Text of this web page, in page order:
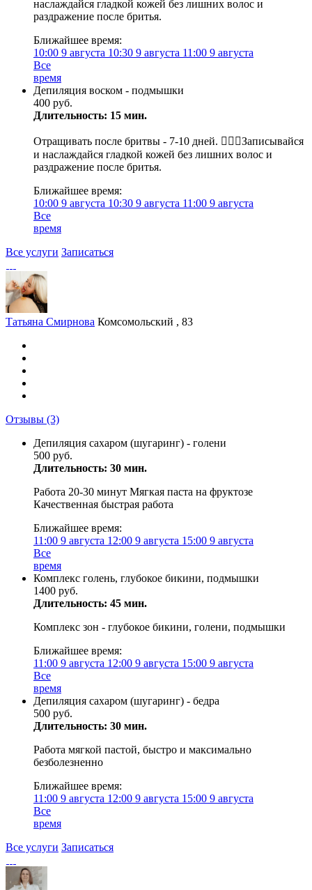
наслаждайся гладкой кожей без лишних волос и
раздражение после бритья.
Ближайшее время:
10:00 9 августа 10:30 9 августа 11:00 9 августа
Все
время
Депиляция воском - подмышки
400 руб.
Длительность: 15 мин.
Отращивать после бритвы - 7-10 дней. 💁🏼‍♀️Записывайся
и наслаждайся гладкой кожей без лишних волос и
раздражение после бритья.
Ближайшее время:
10:00 9 августа 10:30 9 августа 11:00 9 августа
Все
время
Все услуги Записаться
Татьяна Смирнова Комсомольский , 83
Отзывы (3)
Депиляция сахаром (шугаринг) - голени
500 руб.
Длительность: 30 мин.
Работа 20-30 минут Мягкая паста на фруктозе
Качественная быстрая работа
Ближайшее время:
11:00 9 августа 12:00 9 августа 15:00 9 августа
Все
время
Комплекс голень, глубокое бикини, подмышки
1400 руб.
Длительность: 45 мин.
Комплекс зон - глубокое бикини, голени, подмышки
Ближайшее время:
11:00 9 августа 12:00 9 августа 15:00 9 августа
Все
время
Депиляция сахаром (шугаринг) - бедра
500 руб.
Длительность: 30 мин.
Работа мягкой пастой, быстро и максимально
безболезненно
Ближайшее время:
11:00 9 августа 12:00 9 августа 15:00 9 августа
Все
время
Все услуги Записаться